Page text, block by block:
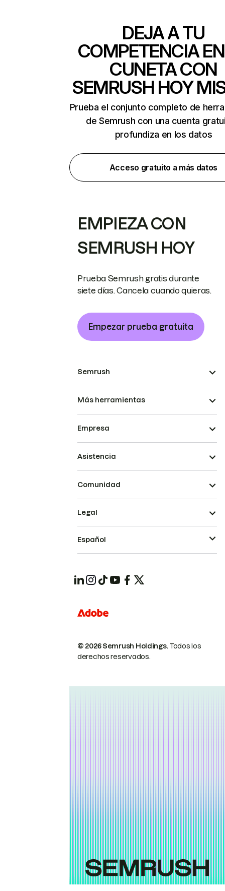
DEJA A TU
COMPETENCIA
CUNETA CON
SEMRUSH HOY
Prueba el conjunto completo de
de Semrush con una cuenta
profundiza en los datos
Acceso gratuito a más datos
EMPIEZA CON
SEMRUSH HOY
Prueba Semrush gratis durante
siete días. Cancela cuando quieras.
Empezar prueba gratuita
Semrush
Más herramientas
Empresa
Asistencia
Comunidad
© 2026 Semrush Holdings.Todos los
derechos reservados.
Legal
Español